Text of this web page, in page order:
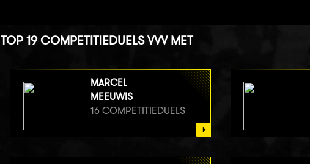
TOP 19 COMPETITIEDUELS VVV MET
MARCEL
MEEUWIS
16 COMPETITIEDUELS